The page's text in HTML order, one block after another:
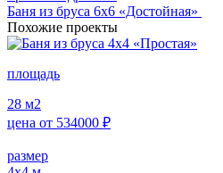
Баня из бруса 6х6 «Достойная»
Похожие проекты
площадь
28 м2
цена от 534000 ₽
размер